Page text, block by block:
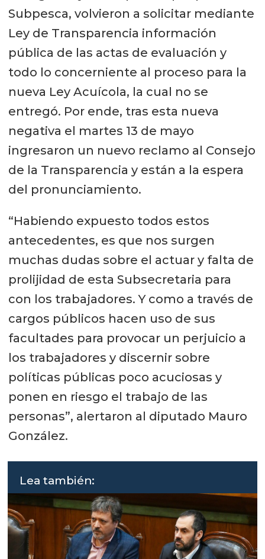
Subpesca, volvieron a solicitar mediante
Ley de Transparencia información
pública de las actas de evaluación y
todo lo concerniente al proceso para la
nueva Ley Acuícola, la cual no se
entregó. Por ende, tras esta nueva
negativa el martes 13 de mayo
ingresaron un nuevo reclamo al Consejo
de la Transparencia y están a la espera
del pronunciamiento.
“Habiendo expuesto todos estos
antecedentes, es que nos surgen
muchas dudas sobre el actuar y falta de
prolijidad de esta Subsecretaria para
con los trabajadores. Y como a través de
cargos públicos hacen uso de sus
facultades para provocar un perjuicio a
los trabajadores y discernir sobre
políticas públicas poco acuciosas y
ponen en riesgo el trabajo de las
personas”, alertaron al diputado Mauro
González.
Lea también: